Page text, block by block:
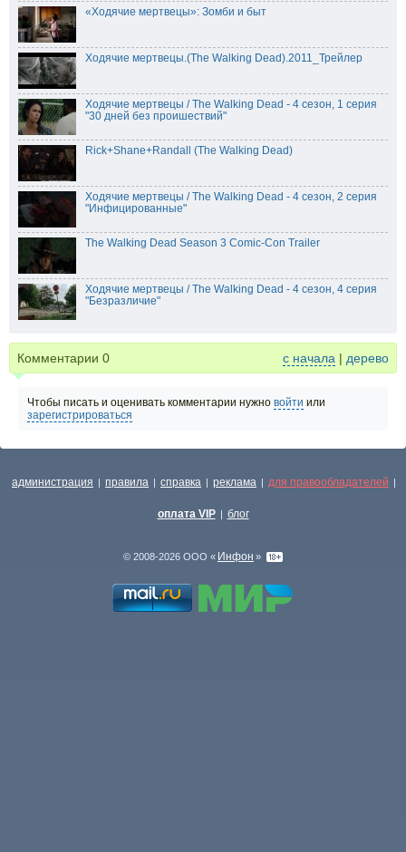
«Ходячие мертвецы»: Зомби и быт
Ходячие мертвецы.(The Walking Dead).2011_Трейлер
Ходячие мертвецы / The Walking Dead - 4 сезон, 1 серия
"30 дней без проишествий"
Rick+Shane+Randall (The Walking Dead)
Ходячие мертвецы / The Walking Dead - 4 сезон, 2 серия
"Инфицированные"
The Walking Dead Season 3 Comic-Con Trailer
Ходячие мертвецы / The Walking Dead - 4 сезон, 4 серия
"Безразличие"
Комментарии 0 с начала | дерево
Чтобы писать и оценивать комментарии нужно войти или
зарегистрироваться
администрация | правила | справка | реклама | для правообладателей |
оплата VIP | блог
© 2008-2026 ООО « Инфон »